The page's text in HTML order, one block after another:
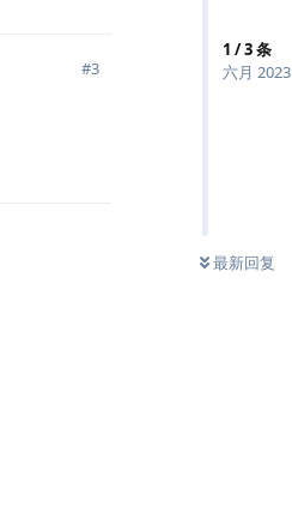
1 /3条
六月 2023
最新回复
#3